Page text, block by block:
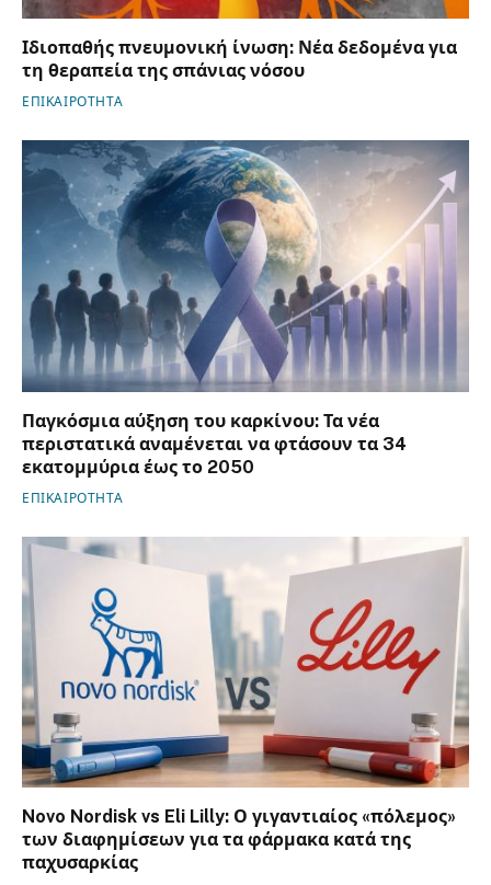
Ιδιοπαθής πνευμονική ίνωση: Νέα δεδομένα για
τη θεραπεία της σπάνιας νόσου
ΕΠΙΚΑΙΡΟΤΗΤΑ
Παγκόσμια αύξηση του καρκίνου: Τα νέα
περιστατικά αναμένεται να φτάσουν τα 34
εκατομμύρια έως το 2050
ΕΠΙΚΑΙΡΟΤΗΤΑ
Novo Nordisk vs Eli Lilly: Ο γιγαντιαίος «πόλεμος»
των διαφημίσεων για τα φάρμακα κατά της
παχυσαρκίας